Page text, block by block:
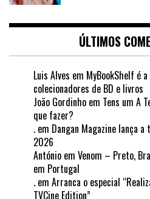
ÚLTIMOS
Luis Alves em MyBookShelf é
colecionadores de BD e livros
João Gordinho em Tens um A
que fazer?
. em Dangan Magazine lança
2026
António em Venom – Preto,
em Portugal
. em Arranca o especial
TVCine Edition”